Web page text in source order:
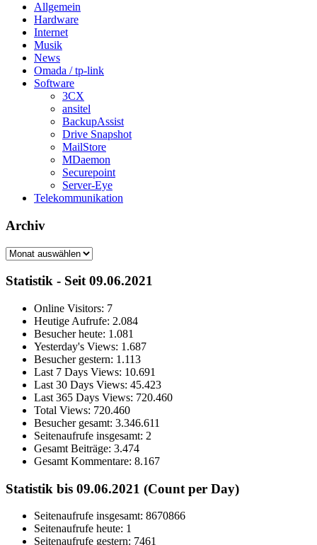
Allgemein
Hardware
Internet
Musik
News
Omada / tp-link
Software
3CX
ansitel
BackupAssist
Drive Snapshot
MailStore
MDaemon
Securepoint
Server-Eye
Telekommunikation
Archiv
Archiv
Statistik - Seit 09.06.2021
Online Visitors: 7
Heutige Aufrufe: 2.084
Besucher heute: 1.081
Yesterday's Views: 1.687
Besucher gestern: 1.113
Last 7 Days Views: 10.691
Last 30 Days Views: 45.423
Last 365 Days Views: 720.460
Total Views: 720.460
Besucher gesamt: 3.346.611
Seitenaufrufe insgesamt: 2
Gesamt Beiträge: 3.474
Gesamt Kommentare: 8.167
Statistik bis 09.06.2021 (Count per Day)
Seitenaufrufe insgesamt: 8670866
Seitenaufrufe heute: 1
Seitenaufrufe gestern: 7461